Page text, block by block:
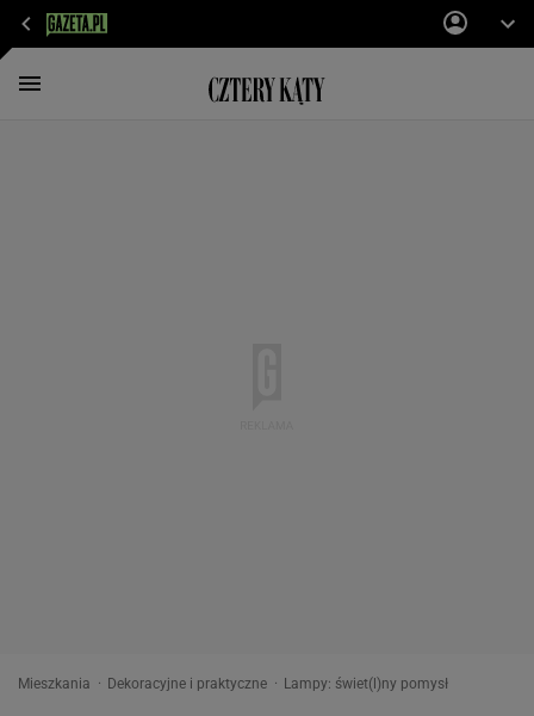
Mieszkania Dekoracyjne i praktyczne Lampy: świet(l)ny pomysł